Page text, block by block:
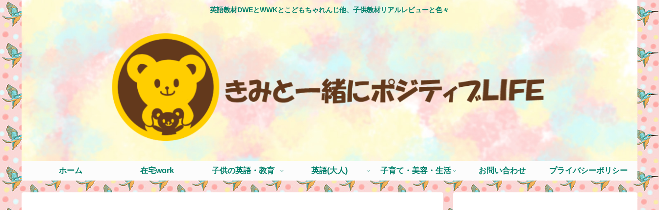
英語教材DWEとWWKとこどもちゃれんじ他、子供教材リアルレビューと色々
ホーム 在宅work 子供の英語・教育 英語(大人) 子育て・美容・生活 お問い合わせ プライバシーポリシー